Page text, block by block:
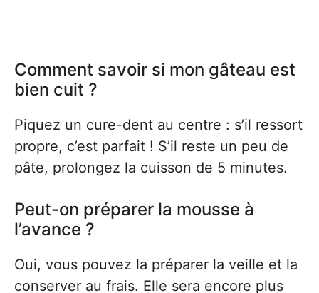
Comment savoir si mon gâteau est
bien cuit ?
Piquez un cure-dent au centre : s’il ressort
propre, c’est parfait ! S’il reste un peu de
pâte, prolongez la cuisson de 5 minutes.
Peut-on préparer la mousse à
l’avance ?
Oui, vous pouvez la préparer la veille et la
conserver au frais. Elle sera encore plus